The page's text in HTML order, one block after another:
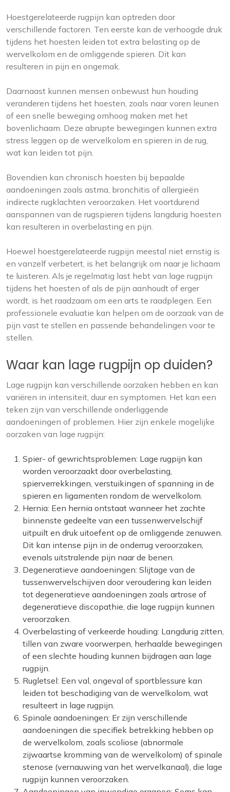
Hoestgerelateerde rugpijn kan optreden door
verschillende factoren. Ten eerste kan de verhoogde druk
tijdens het hoesten leiden tot extra belasting op de
wervelkolom en de omliggende spieren. Dit kan
resulteren in pijn en ongemak.
Daarnaast kunnen mensen onbewust hun houding
veranderen tijdens het hoesten, zoals naar voren leunen
of een snelle beweging omhoog maken met het
bovenlichaam. Deze abrupte bewegingen kunnen extra
stress leggen op de wervelkolom en spieren in de rug,
wat kan leiden tot pijn.
Bovendien kan chronisch hoesten bij bepaalde
aandoeningen zoals astma, bronchitis of allergieën
indirecte rugklachten veroorzaken. Het voortdurend
aanspannen van de rugspieren tijdens langdurig hoesten
kan resulteren in overbelasting en pijn.
Hoewel hoestgerelateerde rugpijn meestal niet ernstig is
en vanzelf verbetert, is het belangrijk om naar je lichaam
te luisteren. Als je regelmatig last hebt van lage rugpijn
tijdens het hoesten of als de pijn aanhoudt of erger
wordt, is het raadzaam om een arts te raadplegen. Een
professionele evaluatie kan helpen om de oorzaak van de
pijn vast te stellen en passende behandelingen voor te
stellen.
Waar kan lage rugpijn op duiden?
Lage rugpijn kan verschillende oorzaken hebben en kan
variëren in intensiteit, duur en symptomen. Het kan een
teken zijn van verschillende onderliggende
aandoeningen of problemen. Hier zijn enkele mogelijke
oorzaken van lage rugpijn:
Spier- of gewrichtsproblemen: Lage rugpijn kan
worden veroorzaakt door overbelasting,
spierverrekkingen, verstuikingen of spanning in de
spieren en ligamenten rondom de wervelkolom.
Hernia: Een hernia ontstaat wanneer het zachte
binnenste gedeelte van een tussenwervelschijf
uitpuilt en druk uitoefent op de omliggende zenuwen.
Dit kan intense pijn in de onderrug veroorzaken,
evenals uitstralende pijn naar de benen.
Degeneratieve aandoeningen: Slijtage van de
tussenwervelschijven door veroudering kan leiden
tot degeneratieve aandoeningen zoals artrose of
degeneratieve discopathie, die lage rugpijn kunnen
veroorzaken.
Overbelasting of verkeerde houding: Langdurig zitten,
tillen van zware voorwerpen, herhaalde bewegingen
of een slechte houding kunnen bijdragen aan lage
rugpijn.
Rugletsel: Een val, ongeval of sportblessure kan
leiden tot beschadiging van de wervelkolom, wat
resulteert in lage rugpijn.
Spinale aandoeningen: Er zijn verschillende
aandoeningen die specifiek betrekking hebben op
de wervelkolom, zoals scoliose (abnormale
zijwaartse kromming van de wervelkolom) of spinale
stenose (vernauwing van het wervelkanaal), die lage
rugpijn kunnen veroorzaken.